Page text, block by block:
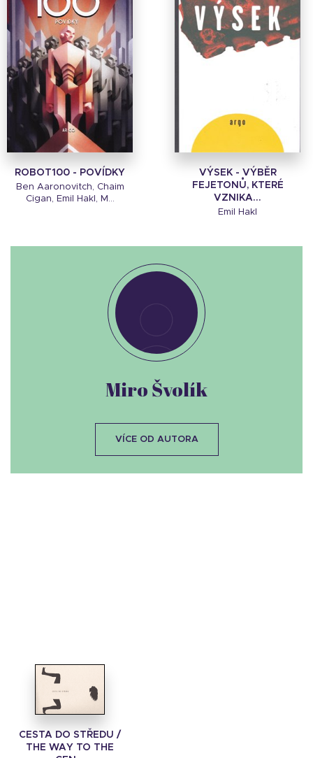
ROBOT100 - POVÍDKY
Ben Aaronovitch, Chaim
Cigan, Emil Hakl, M...
VÝSEK - VÝBĚR
FEJETONŮ, KTERÉ
VZNIKA...
Emil Hakl
CESTA DO STŘEDU /
THE WAY TO THE
Miro Švolík
VÍCE OD AUTORA